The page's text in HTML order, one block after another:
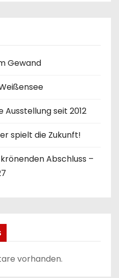
Gewand
Ausstellung seit 2012
spielt die Zukunft!
Abschluss –
vorhanden.